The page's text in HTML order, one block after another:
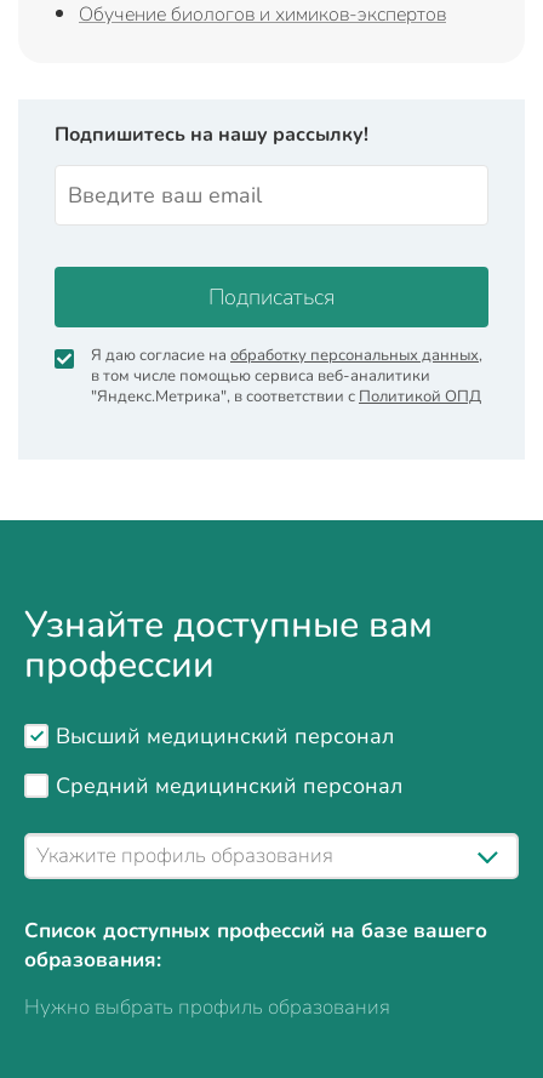
Обучение биологов и химиков-экспертов
Подпишитесь на нашу рассылку!
Подписаться
Я даю согласие на обработку персональных данных,
в том числе помощью сервиса веб-аналитики
"Яндекс.Метрика", в соответствии с Политикой ОПД
Узнайте доступные вам
профессии
Высший медицинский персонал
Средний медицинский персонал
Список доступных профессий на базе вашего
образования:
Нужно выбрать профиль образования